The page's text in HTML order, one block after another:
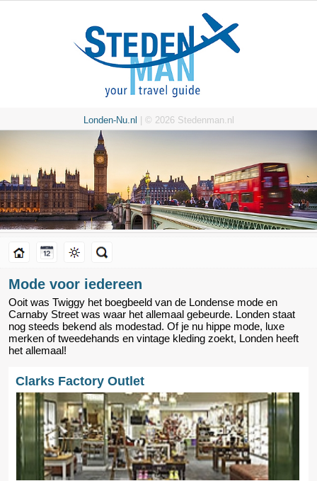
Londen-Nu.nl | © 2026 Stedenman.nl
Mode voor iedereen
Ooit was Twiggy het boegbeeld van de Londense mode en
Carnaby Street was waar het allemaal gebeurde. Londen staat
nog steeds bekend als modestad. Of je nu hippe mode, luxe
merken of tweedehands en vintage kleding zoekt, Londen heeft
het allemaal!
Clarks Factory Outlet